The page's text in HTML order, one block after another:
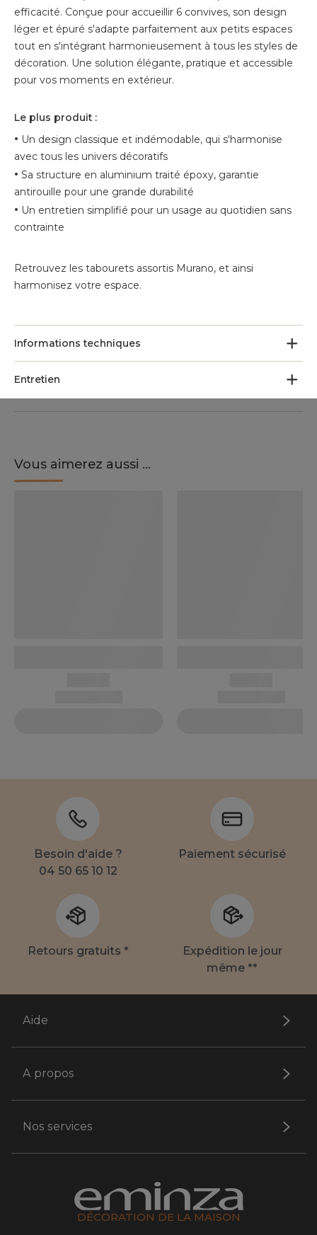
efficacité. Conçue pour accueillir 6 convives, son design
léger et épuré s'adapte parfaitement aux petits espaces
tout en s'intégrant harmonieusement à tous les styles de
décoration. Une solution élégante, pratique et accessible
pour vos moments en extérieur.
Le plus produit :
• Un design classique et indémodable, qui s'harmonise
avec tous les univers décoratifs
• Sa structure en aluminium traité époxy, garantie
antirouille pour une grande durabilité
• Un entretien simplifié pour un usage au quotidien sans
contrainte
Retrouvez les tabourets assortis Murano, et ainsi
harmonisez votre espace.
Informations techniques
Entretien
Vous aimerez aussi ...
Besoin d'aide ?
04 50 65 10 12
Paiement sécurisé
Retours gratuits *
Expédition le jour
même **
Aide
A propos
Nos services
DÉCORATION DE LA MAISON